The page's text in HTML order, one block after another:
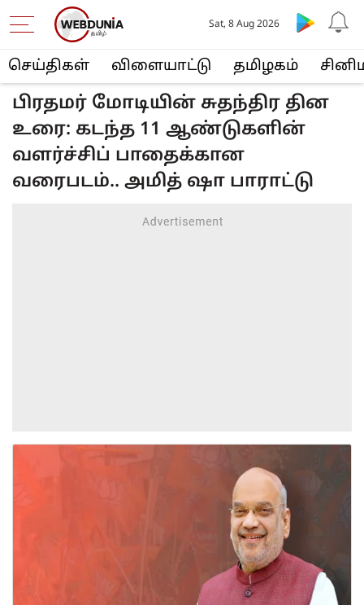
செய்திகள் விளையா‌ட்டு த‌மிழக‌ம்
Sat, 8 Aug 2026
பிரதமர் மோடியின் சுதந்திர தின
உரை: கடந்த 11 ஆண்டுகளின்
வளர்ச்சிப் பாதைக்கான
வரைபடம்.. அமித் ஷா பாராட்டு